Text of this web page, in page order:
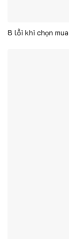
8 lỗi khi chọn